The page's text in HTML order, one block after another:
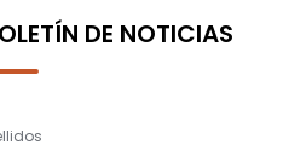
DE NOTICIAS